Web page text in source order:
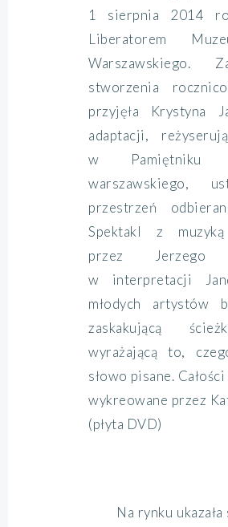
1 sierpnia 2014
Liberatorem
Warszawskiego.
stworzenia
przyjęła Krystyna
adaptacji,
w Pamiętniku
warszawskiego,
przestrzeń
Spektakl z muzyką
przez Jerzego
w interpretacji
młodych artystów
zaskakującą
wyrażającą to,
słowo pisane.
wykreowane przez
(płyta DVD)
Na rynku